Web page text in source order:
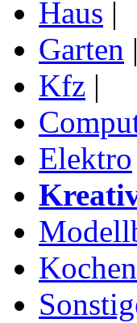
Haus |
Garten |
Kfz |
Elektro
Kochen